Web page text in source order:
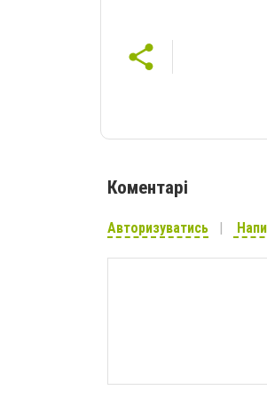
Коментарі
Авторизуватись